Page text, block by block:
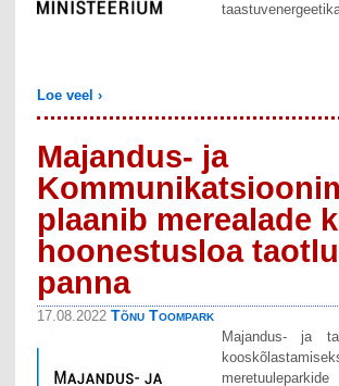
Loe veel ›
Majandus- ja
plaanib merealade
hoonestusloa
panna
17.08.2022 Tõnu Toompark
Majandus- ja